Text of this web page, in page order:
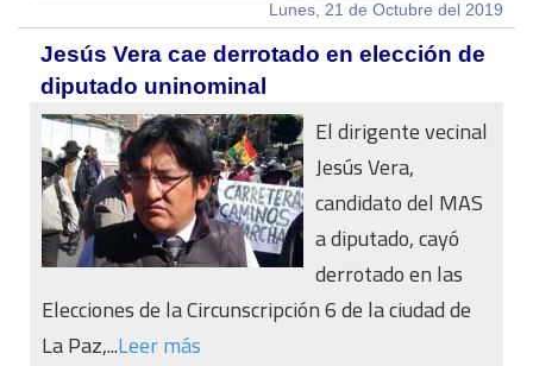
Lunes, 21 de Octubre del 2019
Jesús Vera cae derrotado en elección de
diputado uninominal
El dirigente vecinal
Jesús Vera,
candidato del MAS
a diputado, cayó
derrotado en las
Elecciones de la Circunscripción 6 de la ciudad de
La Paz,...Leer más